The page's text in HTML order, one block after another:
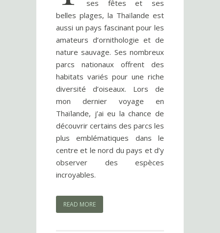
ses fêtes et ses
belles plages, la Thaïlande est
aussi un pays fascinant pour les
amateurs d’ornithologie et de
nature sauvage. Ses nombreux
parcs nationaux offrent des
habitats variés pour une riche
diversité d’oiseaux. Lors de
mon dernier voyage en
Thaïlande, j’ai eu la chance de
découvrir certains des parcs les
plus emblématiques dans le
centre et le nord du pays et d’y
observer des espèces
incroyables.
READ MORE